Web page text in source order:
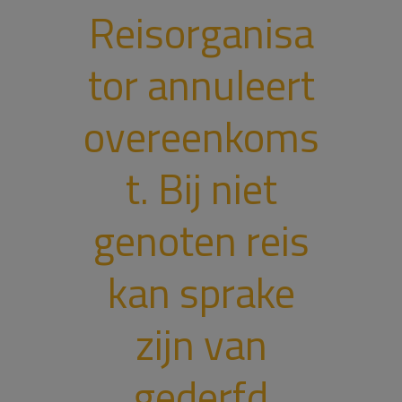
Reisorganisa
tor annuleert
overeenkoms
t. Bij niet
genoten reis
kan sprake
zijn van